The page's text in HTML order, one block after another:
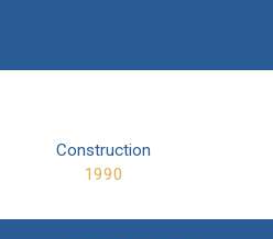
Construction
1990